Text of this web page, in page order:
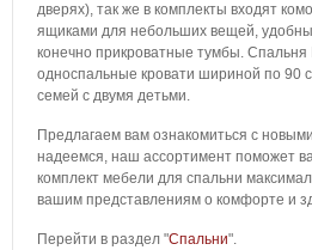
дверях), так же в комплекты входят
ящиками для небольших вещей,
конечно прикроватные тумбы.
односпальные кровати шириной по 90
семей с двумя детьми.
Предлагаем вам ознакомиться с
надеемся, наш ассортимент поможет
комплект мебели для спальни
вашим представлениям о комфорте и
Перейти в раздел "Спальни".